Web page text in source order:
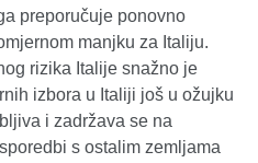
preporučuje ponovno
manjku za Italiju.
rizika Italije snažno je
izbora u Italiji još u ožujku
i zadržava se na
s ostalim zemljama